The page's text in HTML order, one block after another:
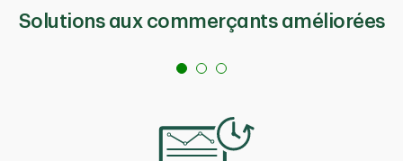
Solutions aux commerçants améliorées